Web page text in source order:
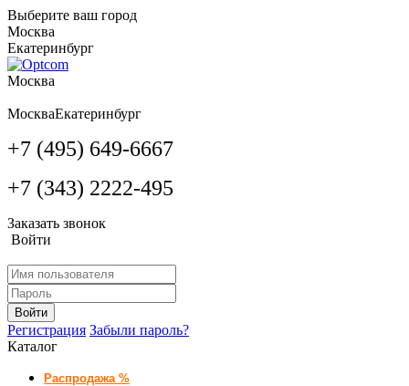
Выберите ваш город
Москва
Екатеринбург
Москва
МоскваЕкатеринбург
+7 (495) 649-6667
+7 (343) 2222-495
Заказать звонок
Войти
Войти
Регистрация Забыли пароль?
Каталог
Распродажа %